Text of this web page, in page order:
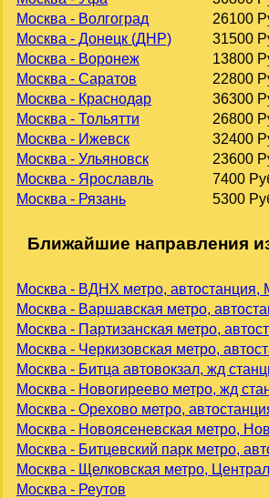
Москва - Волгоград
26100
Москва - Донецк (ДНР)
31500
Москва - Воронеж
13800
Москва - Саратов
22800
Москва - Краснодар
36300
Москва - Тольятти
26800
Москва - Ижевск
32400
Москва - Ульяновск
23600
Москва - Ярославль
7400
Москва - Рязань
5300
Ближайшие направления
Москва - ВДНХ метро, автостанция,
Москва - Варшавская метро,
Москва - Партизанская метро,
Москва - Черкизовская метро,
Москва - Битца автовокзал, жд
Москва - Новогиреево метро, жд
Москва - Орехово метро,
Москва - Новоясеневская метро,
Москва - Битцевский парк метро,
Москва - Щелковская метро,
Москва - Реутов